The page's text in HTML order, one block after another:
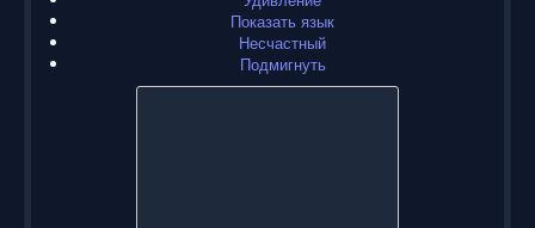
Показать язык
Несчастный
Подмигнуть